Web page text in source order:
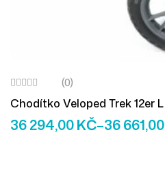
(0)
Chodítko Veloped Trek 12er L
36 294,00KČ–36 661,00